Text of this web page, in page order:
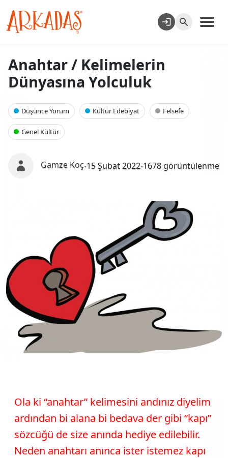
Anahtar / Kelimelerin
Dünyasına Yolculuk
Düşünce Yorum Kültür Edebiyat Felsefe
Genel Kültür
Gamze Koç-15 Şubat 2022-1678 görüntülenme
Ola ki “anahtar” kelimesini andınız diyelim
ardından bi alana bi bedava der gibi “kapı”
sözcüğü de size anında hediye edilebilir.
Neden anahtarı anınca ister istemez kapı